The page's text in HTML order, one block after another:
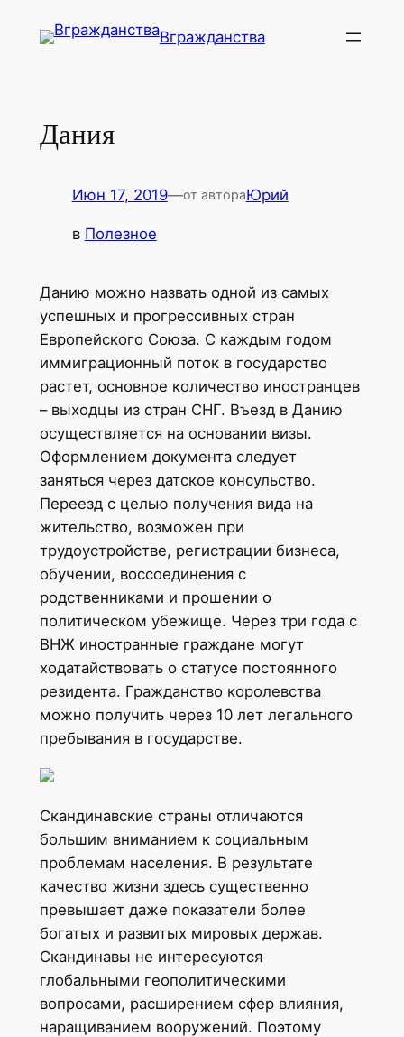
Вгражданства
Дания
Июн 17, 2019—от автораЮрий
в Полезное
Данию можно назвать одной из самых
успешных и прогрессивных стран
Европейского Союза. С каждым годом
иммиграционный поток в государство
растет, основное количество иностранцев
– выходцы из стран СНГ. Въезд в Данию
осуществляется на основании визы.
Оформлением документа следует
заняться через датское консульство.
Переезд с целью получения вида на
жительство, возможен при
трудоустройстве, регистрации бизнеса,
обучении, воссоединения с
родственниками и прошении о
политическом убежище. Через три года с
ВНЖ иностранные граждане могут
ходатайствовать о статусе постоянного
резидента. Гражданство королевства
можно получить через 10 лет легального
пребывания в государстве.
Скандинавские страны отличаются
большим вниманием к социальным
проблемам населения. В результате
качество жизни здесь существенно
превышает даже показатели более
богатых и развитых мировых держав.
Скандинавы не интересуются
глобальными геополитическими
вопросами, расширением сфер влияния,
наращиванием вооружений. Поэтому